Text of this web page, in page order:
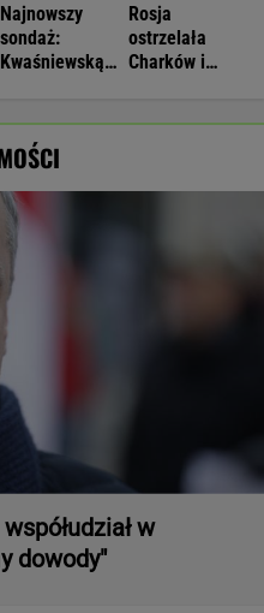
Najnowszy
sondaż:
Kwaśniewską
Rosja
ostrzelała
Charków i
w
dowody"